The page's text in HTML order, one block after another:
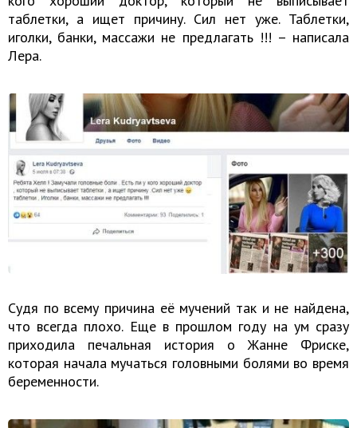
таблетки, а ищет причину. Сил нет уже. Таблетки,
иголки, банки, массажи не предлагать !!! – написала
Лера.
Судя по всему причина её мучений так и не найдена,
что всегда плохо. Еще в прошлом году на ум сразу
приходила печальная история о Жанне Фриске,
которая начала мучаться головными болями во время
беременности.